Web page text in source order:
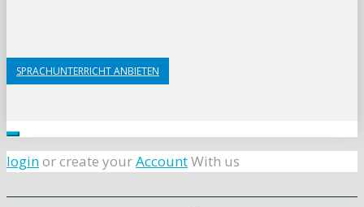
SPRACHUNTERRICHT ANBIETEN
loginor create yourAccountWith us